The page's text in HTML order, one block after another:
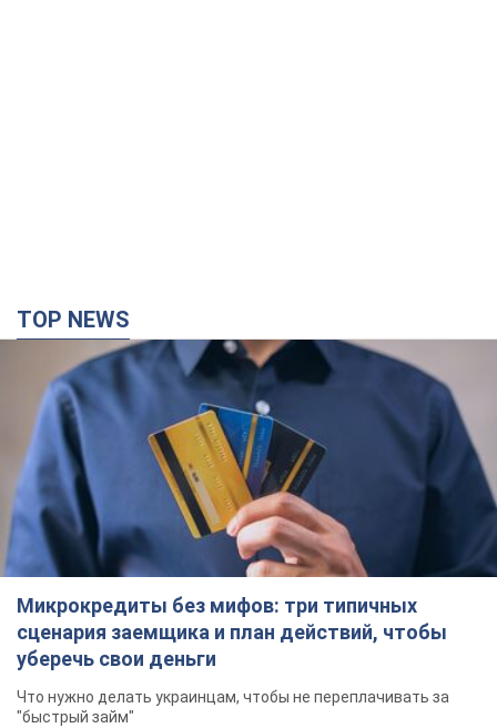
TOP NEWS
Микрокредиты без мифов: три типичных
сценария заемщика и план действий, чтобы
уберечь свои деньги
Что нужно делать украинцам, чтобы не переплачивать за
"быстрый займ"